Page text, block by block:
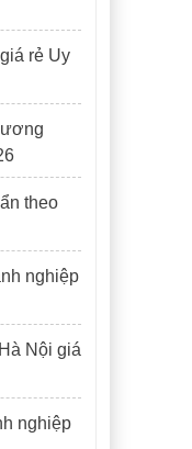
rẻ Uy
theo
nghiệp
Nội giá
nghiệp